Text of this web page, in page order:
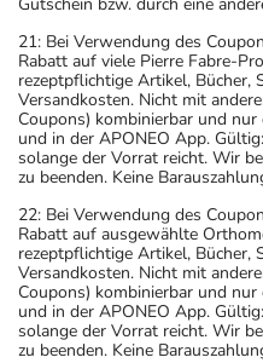
21: Bei Verwendung des
Rabatt auf viele Pierre Fabre-
rezeptpflichtige Artikel, Bücher,
Versandkosten. Nicht mit
Coupons) kombinierbar und
und in der APONEO App.
solange der Vorrat reicht. Wir
zu beenden. Keine
22: Bei Verwendung des
Rabatt auf ausgewählte
rezeptpflichtige Artikel, Bücher,
Versandkosten. Nicht mit
Coupons) kombinierbar und
und in der APONEO App.
solange der Vorrat reicht. Wir
zu beenden. Keine